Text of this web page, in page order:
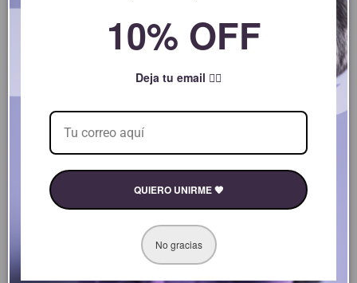
¿Tienes una cuenta?
Envíos rápidos
Recibe tus suplementos en 3-4
Transacciones seguras
Procesamos tus pago de forma
segura a través de Paypal y Mercado
4.7 estrellas de calificación
10% OFF
Deja tu email 👇🏻
QUIERO UNIRME 🧡
No gracias